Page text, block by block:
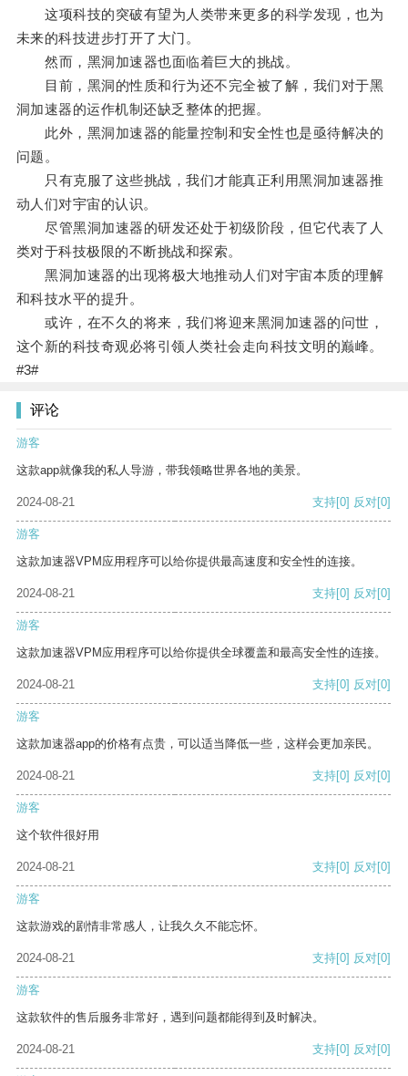
这项科技的突破有望为人类带来更多的科学发现，也为
未来的科技进步打开了大门。
然而，黑洞加速器也面临着巨大的挑战。
目前，黑洞的性质和行为还不完全被了解，我们对于黑
洞加速器的运作机制还缺乏整体的把握。
此外，黑洞加速器的能量控制和安全性也是亟待解决的
问题。
只有克服了这些挑战，我们才能真正利用黑洞加速器推
动人们对宇宙的认识。
尽管黑洞加速器的研发还处于初级阶段，但它代表了人
类对于科技极限的不断挑战和探索。
黑洞加速器的出现将极大地推动人们对宇宙本质的理解
和科技水平的提升。
或许，在不久的将来，我们将迎来黑洞加速器的问世，
这个新的科技奇观必将引领人类社会走向科技文明的巅峰。
#3#
评论
游客
这款app就像我的私人导游，带我领略世界各地的美景。
2024-08-21 支持[0] 反对[0]
游客
这款加速器VPM应用程序可以给你提供最高速度和安全性的连接。
2024-08-21 支持[0] 反对[0]
游客
这款加速器VPM应用程序可以给你提供全球覆盖和最高安全性的连接。
2024-08-21 支持[0] 反对[0]
游客
这款加速器app的价格有点贵，可以适当降低一些，这样会更加亲民。
2024-08-21 支持[0] 反对[0]
游客
这个软件很好用
2024-08-21 支持[0] 反对[0]
游客
这款游戏的剧情非常感人，让我久久不能忘怀。
2024-08-21 支持[0] 反对[0]
游客
这款软件的售后服务非常好，遇到问题都能得到及时解决。
2024-08-21 支持[0] 反对[0]